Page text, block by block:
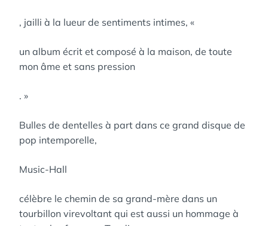
, jailli à la lueur de sentiments intimes, «
un album écrit et composé à la maison, de toute
mon âme et sans pression
. »
Bulles de dentelles à part dans ce grand disque de
pop intemporelle,
Music-Hall
célèbre le chemin de sa grand-mère dans un
tourbillon virevoltant qui est aussi un hommage à